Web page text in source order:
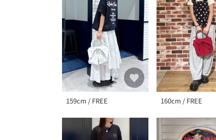
159cm / FREE 160cm / FREE